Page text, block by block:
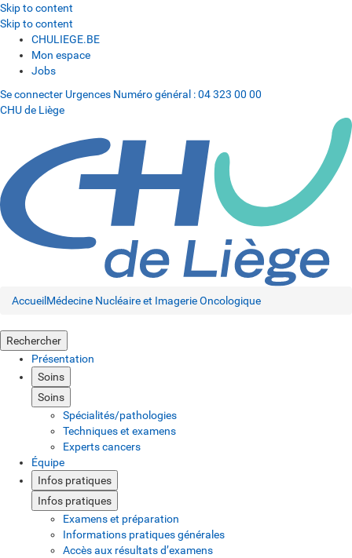
Skip to content
Skip to content
CHULIEGE.BE
Mon espace
Jobs
Se connecter Urgences Numéro général :04 323 00 00
CHU de Liège
Accueil Médecine Nucléaire et Imagerie Oncologique
Rechercher
Présentation
Soins
Soins
Spécialités/pathologies
Techniques et examens
Experts cancers
Équipe
Infos pratiques
Infos pratiques
Examens et préparation
Informations pratiques générales
Accès aux résultats d’examens